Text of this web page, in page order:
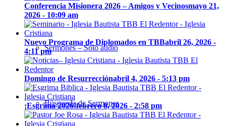
Sermones – Solo audio
Búsqueda de Sermones
Conferencia Misionera 2026 – Amigos y Vecinosmayo 21,
2026 - 10:09 am
Nuevo Programa de Diplomados en TBBabril 26, 2026 -
4:11 pm
Domingo de Resurrecciónabril 4, 2026 - 5:13 pm
¡Esgrima 2026!febrero 8, 2026 - 2:58 pm